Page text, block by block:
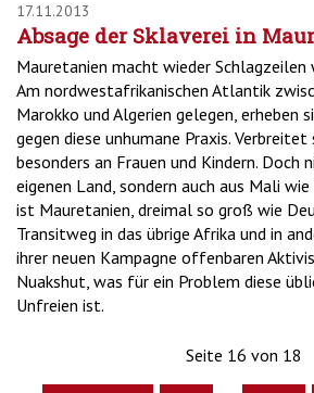
17.11.2013
Absage der Sklaverei in
Mauretanien macht wieder Schlagzeilen
Am nordwestafrikanischen Atlantik
Marokko und Algerien gelegen, erheben
gegen diese unhumane Praxis. Verbreitet
besonders an Frauen und Kindern. Doch
eigenen Land, sondern auch aus Mali
ist Mauretanien, dreimal so groß wie
Transitweg in das übrige Afrika und in
ihrer neuen Kampagne offenbaren
Nuakshut, was für ein Problem diese
Unfreien ist.
Seite 16 von 18